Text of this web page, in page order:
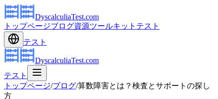
DyscalculiaTest.com
トップページブログ資源ツールキット テスト
テスト
DyscalculiaTest.com
テスト
トップページ/ブログ/算数障害とは？検査とサポートの探し
方